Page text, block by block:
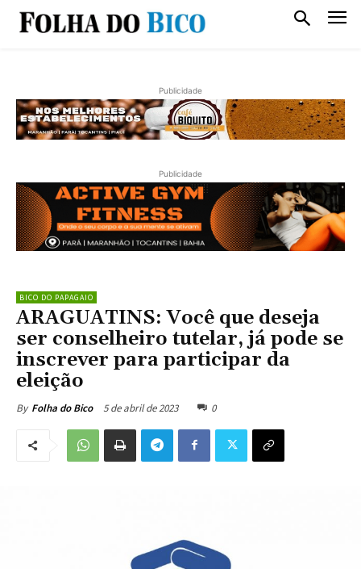
Publicidade
Publicidade
BICO DO PAPAGAIO
ARAGUATINS: Você que deseja
ser conselheiro tutelar, já pode se
inscrever para participar da
eleição
By Folha do Bico 5 de abril de 2023 0